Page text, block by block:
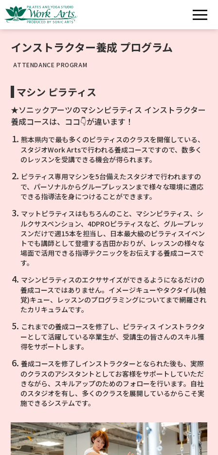
インストラクター養成 プログラム
ATTENDANCE PROGRAM
マシン ピラティス
★ソニックアーツのマシンピラティス インストラクター
養成コースは、ココ👇が違います！
熊本県内で最も多くのピラティスのクラスを開催している、
スタジオWork Artsで行われる養成コースですので、数多く
のレッスンを受講できる機会が得られます。
ピラティス専用マシンを5台備えたスタジオで行われますの
で、パーソナルからグループレッスンまで様々な環境に適応
できる指導法を身につけることができます。
マットピラティスはもちろんのこと、マシンピラティス、シ
ルクサスペンション、4DPROピラティスなど、グループレッ
スンだけで週15本を担当し、日本最大級のピラティスイベン
トでも講師として登壇する吉田かおりが、レッスンの様々な
場面で活用できる指導テクニックをお伝えする養成コースで
す。
マシンピラティスのエクササイズができるようになるだけの
養成コースではありません。イメージキューやタクタイル(触
覚)キュー、レッスンのプログラミングについてまで網羅され
たカリキュラムです。
これまでの養成コースを修了し、ピラティス インストラクタ
ーとして活躍している卒業生が、受講生の皆さんのスキル獲
得をサポートします。
養成コースを修了しインストラクターとなられた後も、実際
のクラスのアシスタントとしてお客様をサポートしていただ
きながら、スキルアップのためのフォローを行います。自社
のスタジオを有し、多くのクラスを展開しているからこそ実
施できるシステムです。